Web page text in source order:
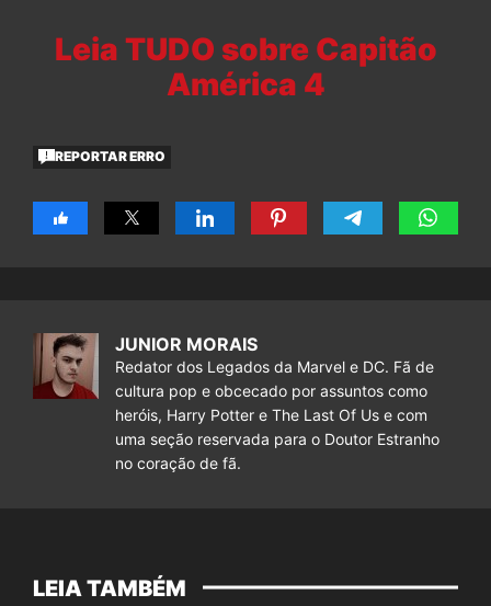
Leia TUDO sobre Capitão
América 4
REPORTAR ERRO
JUNIOR MORAIS
Redator dos Legados da Marvel e DC. Fã de
cultura pop e obcecado por assuntos como
heróis, Harry Potter e The Last Of Us e com
uma seção reservada para o Doutor Estranho
no coração de fã.
LEIA TAMBÉM